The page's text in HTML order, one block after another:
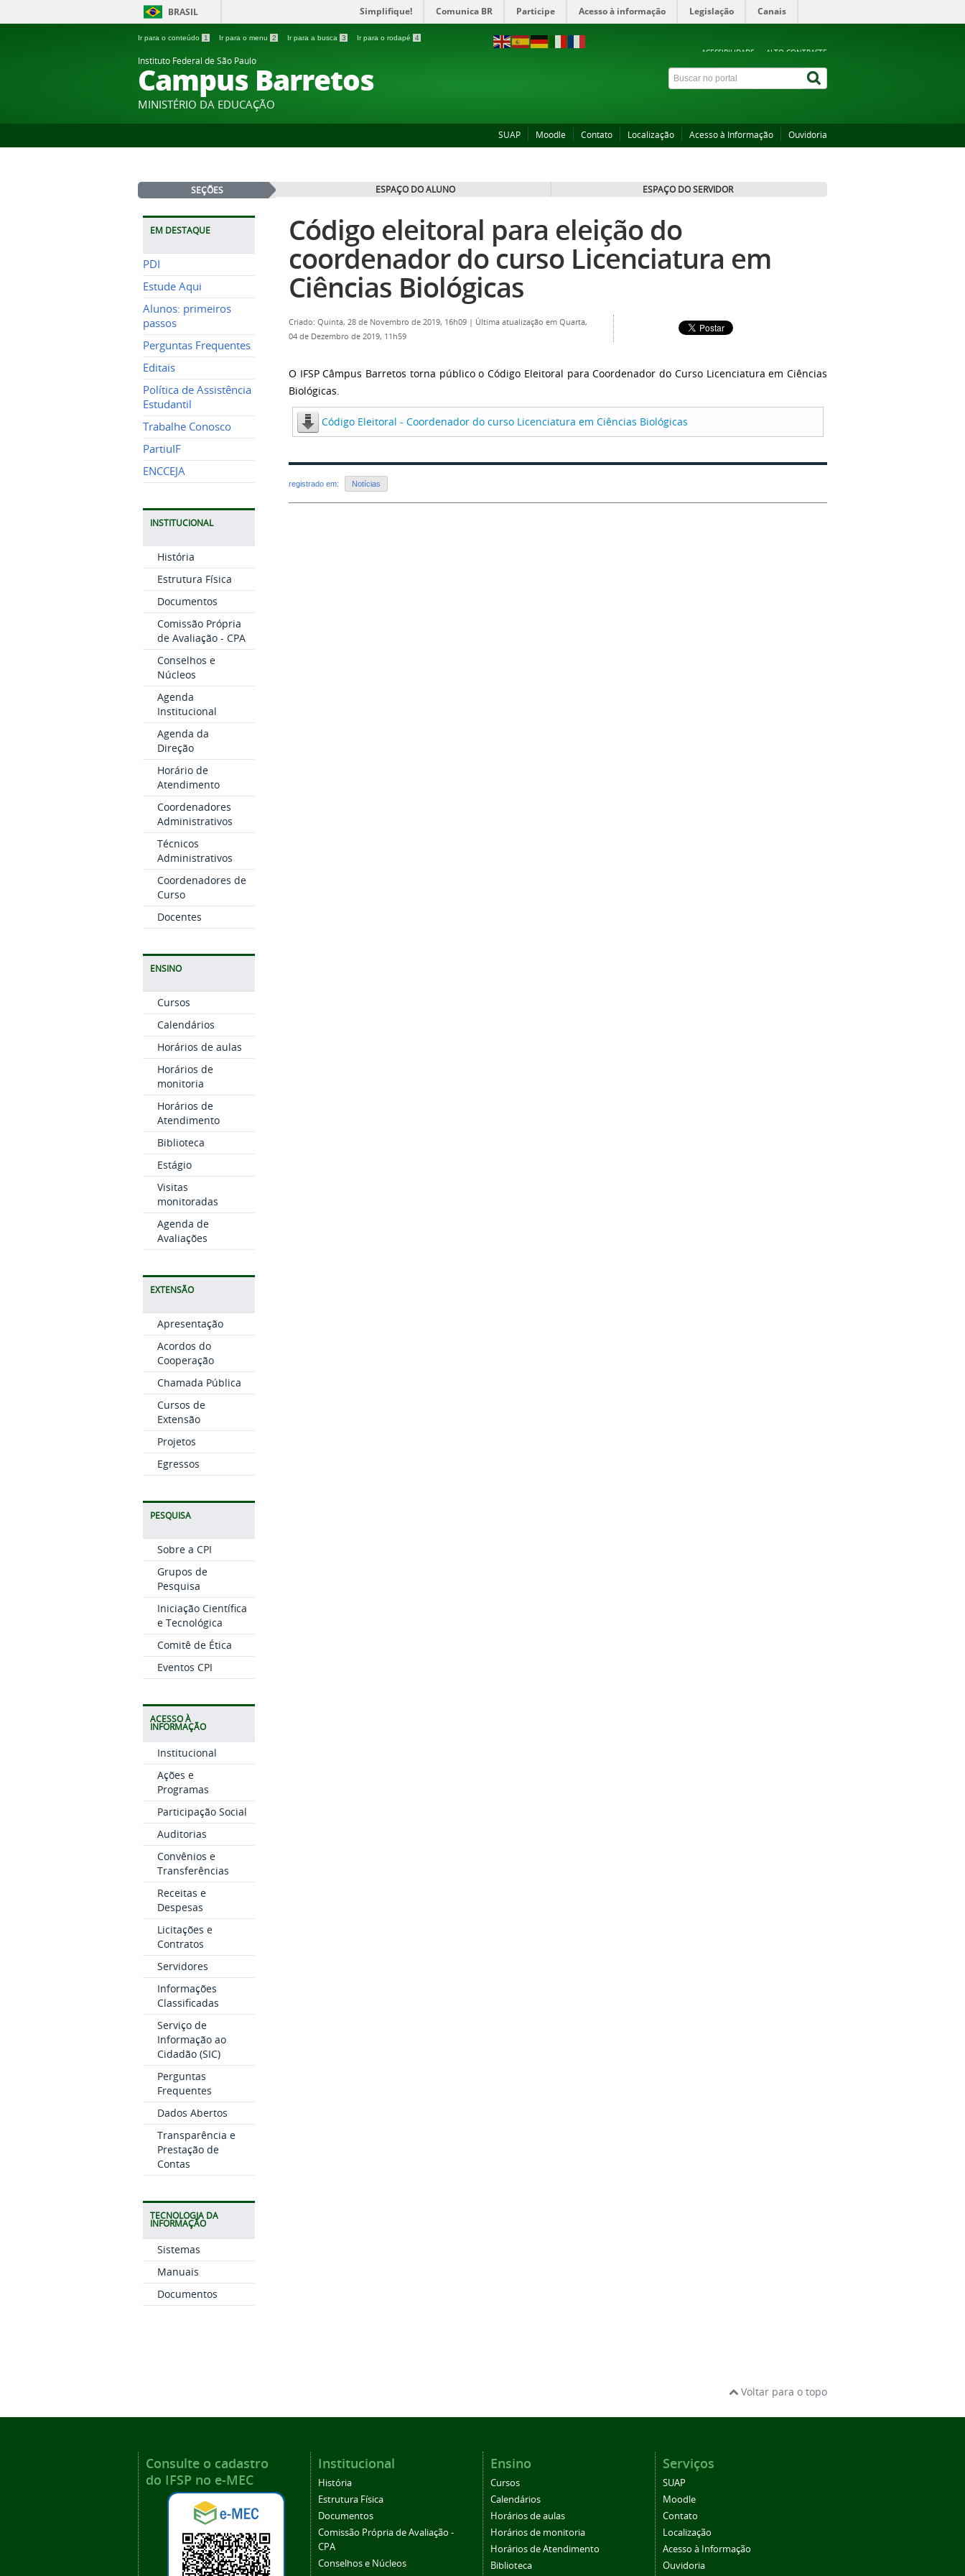
BRASIL Simplifique! Comunica BR Participe Acesso à informação Legislação Canais
Ir para o conteúdo 1 Ir para o menu 2 Ir para a busca 3 Ir para o rodapé 4
ACESSIBILIDADE ALTO CONTRASTE
Instituto Federal de São Paulo
Campus Barretos
MINISTÉRIO DA EDUCAÇÃO
SUAP Moodle Contato Localização Acesso à Informação Ouvidoria
SEÇÕES ESPAÇO DO ALUNO ESPAÇO DO SERVIDOR
EM DESTAQUE
PDI
Estude Aqui
Alunos: primeiros
passos
Perguntas Frequentes
Editais
Política de Assistência
Estudantil
Trabalhe Conosco
PartiuIF
ENCCEJA
INSTITUCIONAL
História
Estrutura Física
Documentos
Comissão Própria
de Avaliação - CPA
Conselhos e
Núcleos
Agenda
Institucional
Agenda da
Direção
Horário de
Atendimento
Coordenadores
Administrativos
Técnicos
Administrativos
Coordenadores de
Curso
Docentes
ENSINO
Cursos
Calendários
Horários de aulas
Horários de
monitoria
Horários de
Atendimento
Biblioteca
Estágio
Visitas
monitoradas
Agenda de
Avaliações
EXTENSÃO
Apresentação
Acordos do
Cooperação
Chamada Pública
Cursos de
Extensão
Projetos
Egressos
PESQUISA
Sobre a CPI
Grupos de
Pesquisa
Iniciação Científica
e Tecnológica
Comitê de Ética
Eventos CPI
ACESSO À
INFORMAÇÃO
Institucional
Ações e
Programas
Participação Social
Auditorias
Convênios e
Transferências
Receitas e
Despesas
Licitações e
Contratos
Servidores
Informações
Classificadas
Serviço de
Informação ao
Cidadão (SIC)
Perguntas
Frequentes
Dados Abertos
Transparência e
Prestação de
Contas
TECNOLOGIA DA
INFORMAÇÃO
Sistemas
Manuais
Documentos
Código eleitoral para eleição do
coordenador do curso Licenciatura em
Ciências Biológicas
Criado: Quinta, 28 de Novembro de 2019, 16h09 | Última atualização em Quarta,
04 de Dezembro de 2019, 11h59
O IFSP Câmpus Barretos torna público o Código Eleitoral para Coordenador do Curso Licenciatura em Ciências
Biológicas.
Código Eleitoral - Coordenador do curso Licenciatura em Ciências Biológicas
registrado em: Notícias
Voltar para o topo
Consulte o cadastro
do IFSP no e-MEC
Institucional
História
Estrutura Física
Documentos
Comissão Própria de Avaliação -
CPA
Conselhos e Núcleos
Ensino
Cursos
Calendários
Horários de aulas
Horários de monitoria
Horários de Atendimento
Biblioteca
Serviços
SUAP
Moodle
Contato
Localização
Acesso à Informação
Ouvidoria